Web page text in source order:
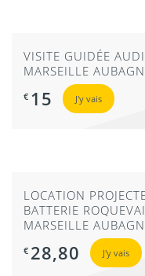
VISITE GUIDÉE
MARSEILLE
€ 15 J'y vais
LOCATION
BATTERIE
MARSEILLE
€ 28,80 J'y vais